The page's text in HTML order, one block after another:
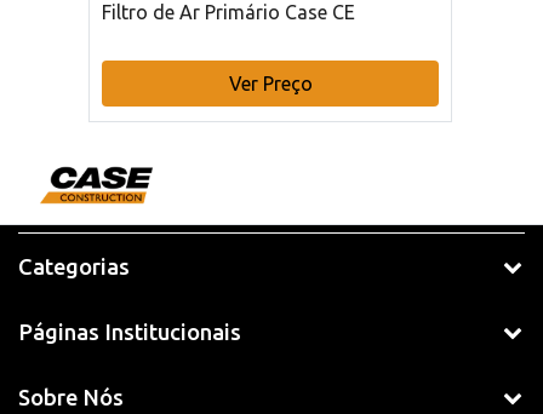
Filtro de Ar Primário Case CE
Ver Preço
Categorias
Páginas Institucionais
Sobre Nós